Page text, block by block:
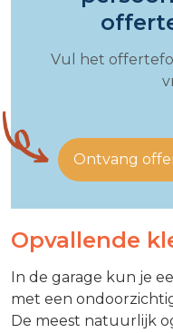
Vul het
Ontvang
Opvallende
In de garage kun je
met een
De meest natuurlijk